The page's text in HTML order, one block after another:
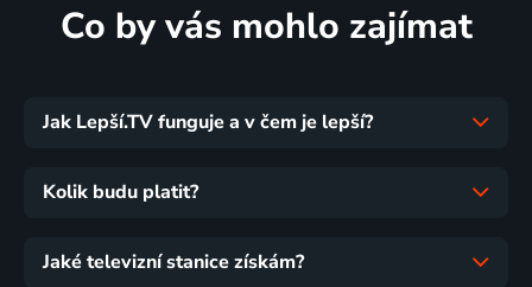
Co by vás mohlo zajímat
Jak Lepší.TV funguje a v čem je lepší?
Kolik budu platit?
Jaké televizní stanice získám?